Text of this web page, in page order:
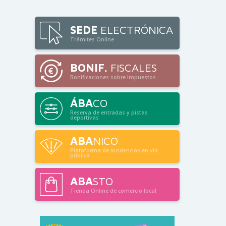
SEDE ELECTRÓNICA
Trámites Online
BONIF. FISCALES
Bonificaciones sobre Impuestos
ÁBACO
Reserva de entradas y pistas
deportivas
ABANICO
Plataforma de incidencias en vía
pública
ABASTO
Tienda Online de comercio local